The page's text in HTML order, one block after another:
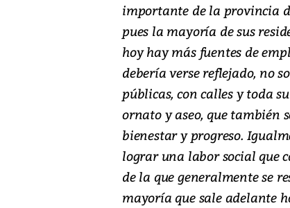
importante de la provincia
pues la mayoría de sus
hoy hay más fuentes de
debería verse reflejado, no
públicas, con calles y toda
ornato y aseo, que también
bienestar y progreso.
lograr una labor social que
de la que generalmente se
mayoría que sale adelante